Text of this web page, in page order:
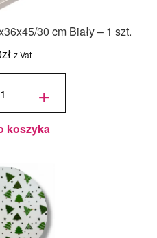
30 cm Biały – 1 szt.
zł z Vat
+
koszyka